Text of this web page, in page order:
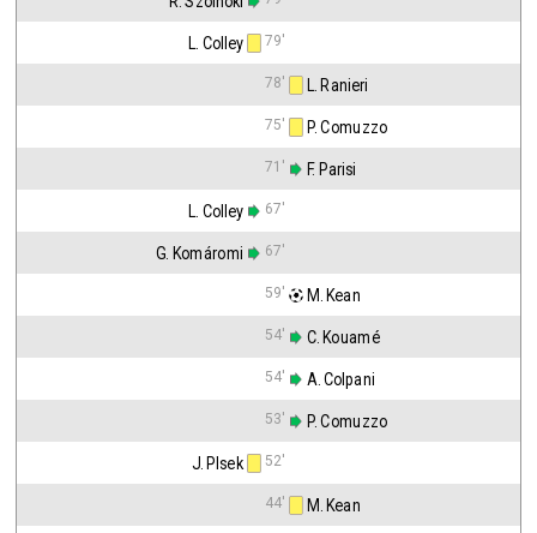
L. Colley 79'
78' L. Ranieri
75' P. Comuzzo
71' F. Parisi
L. Colley 67'
G. Komáromi 67'
59' M. Kean
54' C. Kouamé
54' A. Colpani
53' P. Comuzzo
J. Plsek 52'
44' M. Kean